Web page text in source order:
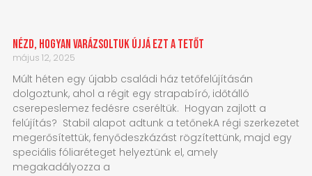
Nézd, hogyan varázsoltuk újjá ezt a tetőt
május 12, 2025
Múlt héten egy újabb családi ház tetőfelújításán
dolgoztunk, ahol a régit egy strapabíró, időtálló
cserepeslemez fedésre cseréltük. Hogyan zajlott a
felújítás? Stabil alapot adtunk a tetőnekA régi szerkezetet
megerősítettük, fenyődeszkázást rögzítettünk, majd egy
speciális fóliaréteget helyeztünk el, amely
megakadályozza a